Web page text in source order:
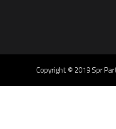
Copyright © 2019 Spr